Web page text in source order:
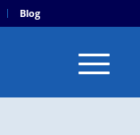
Blog